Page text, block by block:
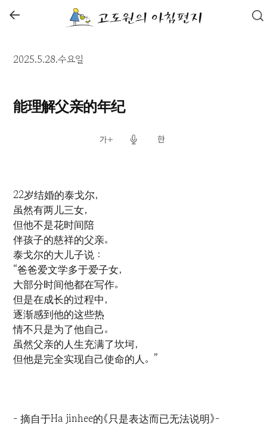
←
2025.5.28.수요일
能理解父亲的年纪
22岁结婚的泰戈尔，
虽然有两儿三女，
但他不是花时间陪
伴孩子的慈祥的父亲。
泰戈尔的大儿子说：
“爸爸爱文学多于爱子女，
大部分时间他都在写作。
但是在成长的过程中，
逐渐感到他的这些热
情不只是为了他自己。
虽然父亲的人生充满了坎坷，
但他是完全实现自己使命的人。”
- 摘自于Ha jinhee的《只是表达而已无法说明》-